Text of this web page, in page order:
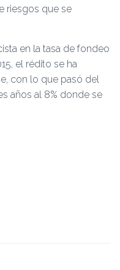
riesgos que se
en la tasa de fondeo
el rédito se ha
con lo que pasó del
años al 8% donde se